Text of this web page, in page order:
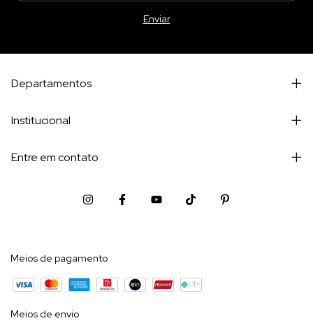
Departamentos
Institucional
Entre em contato
Meios de pagamento
Meios de envio